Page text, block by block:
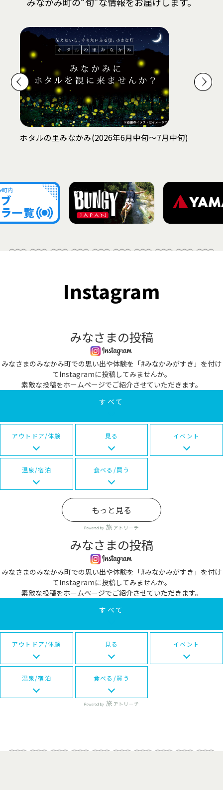
ホタルの里みなかみ(2026年6月中旬〜7月中旬)
Instagram
みなさまの投稿
みなさまのみなかみ町での思い出や体験を「#みなかみがすき」を付け
てInstagramに投稿してみませんか。
素敵な投稿をホームページでご紹介させていただきます。
すべて
アウトドア/体験 見る イベント
温泉/宿泊 食べる/買う
もっと見る
みなさまの投稿
みなさまのみなかみ町での思い出や体験を「#みなかみがすき」を付け
てInstagramに投稿してみませんか。
素敵な投稿をホームページでご紹介させていただきます。
すべて
アウトドア/体験 見る イベント
温泉/宿泊 食べる/買う